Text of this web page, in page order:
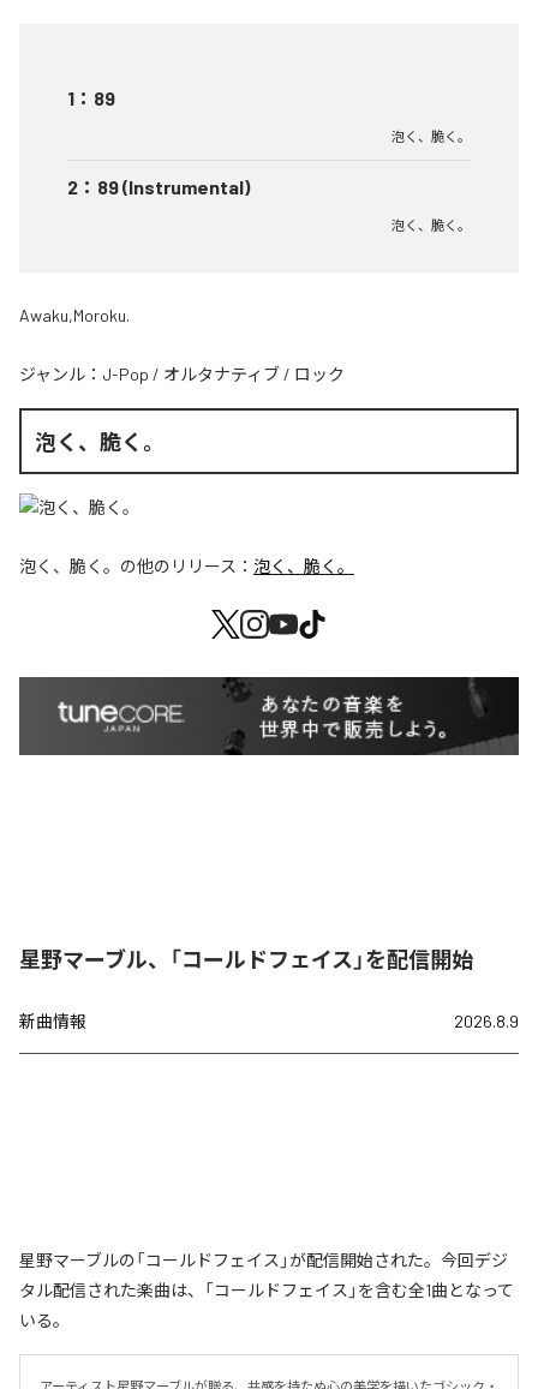
1 ： 89
泡く、脆く。
2 ： 89 (Instrumental)
泡く、脆く。
Awaku,Moroku.
ジャンル： J-Pop / オルタナティブ / ロック
泡く、脆く。
泡く、脆く。 の他のリリース： 泡く、脆く。
星野マーブル、「コールドフェイス」を配信開始
新曲情報 2026.8.9
星野マーブルの「コールドフェイス」が配信開始された。今回デジ
タル配信された楽曲は、「コールドフェイス」を含む全1曲となって
いる。
アーティスト星野マーブルが贈る、共感を持たぬ心の美学を描いたゴシック・